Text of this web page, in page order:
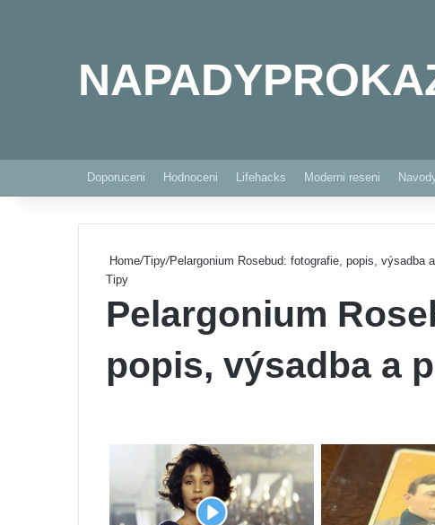
Doporuceni Hodnoceni Lifehacks Moderni reseni
Home/Tipy/Pelargonium Rosebud: fotografie, popis, výsadba
Tipy
Pelargonium
popis, výsadba a